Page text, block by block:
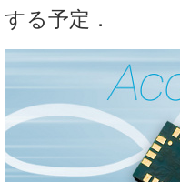
する予定．